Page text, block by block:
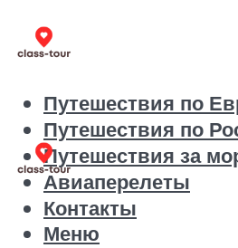
Путешествия по
Путешествия по
Путешествия за
Авиаперелеты
Контакты
Меню